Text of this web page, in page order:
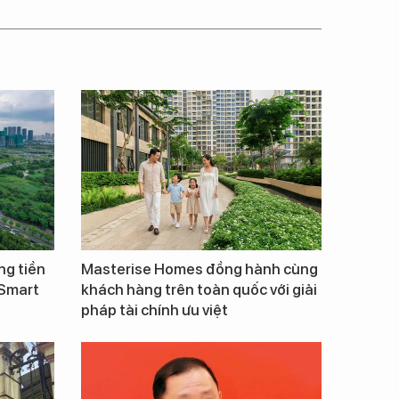
tiền
Masterise Homes đồng hành cùng
khách hàng trên toàn quốc với giải
pháp tài chính ưu việt